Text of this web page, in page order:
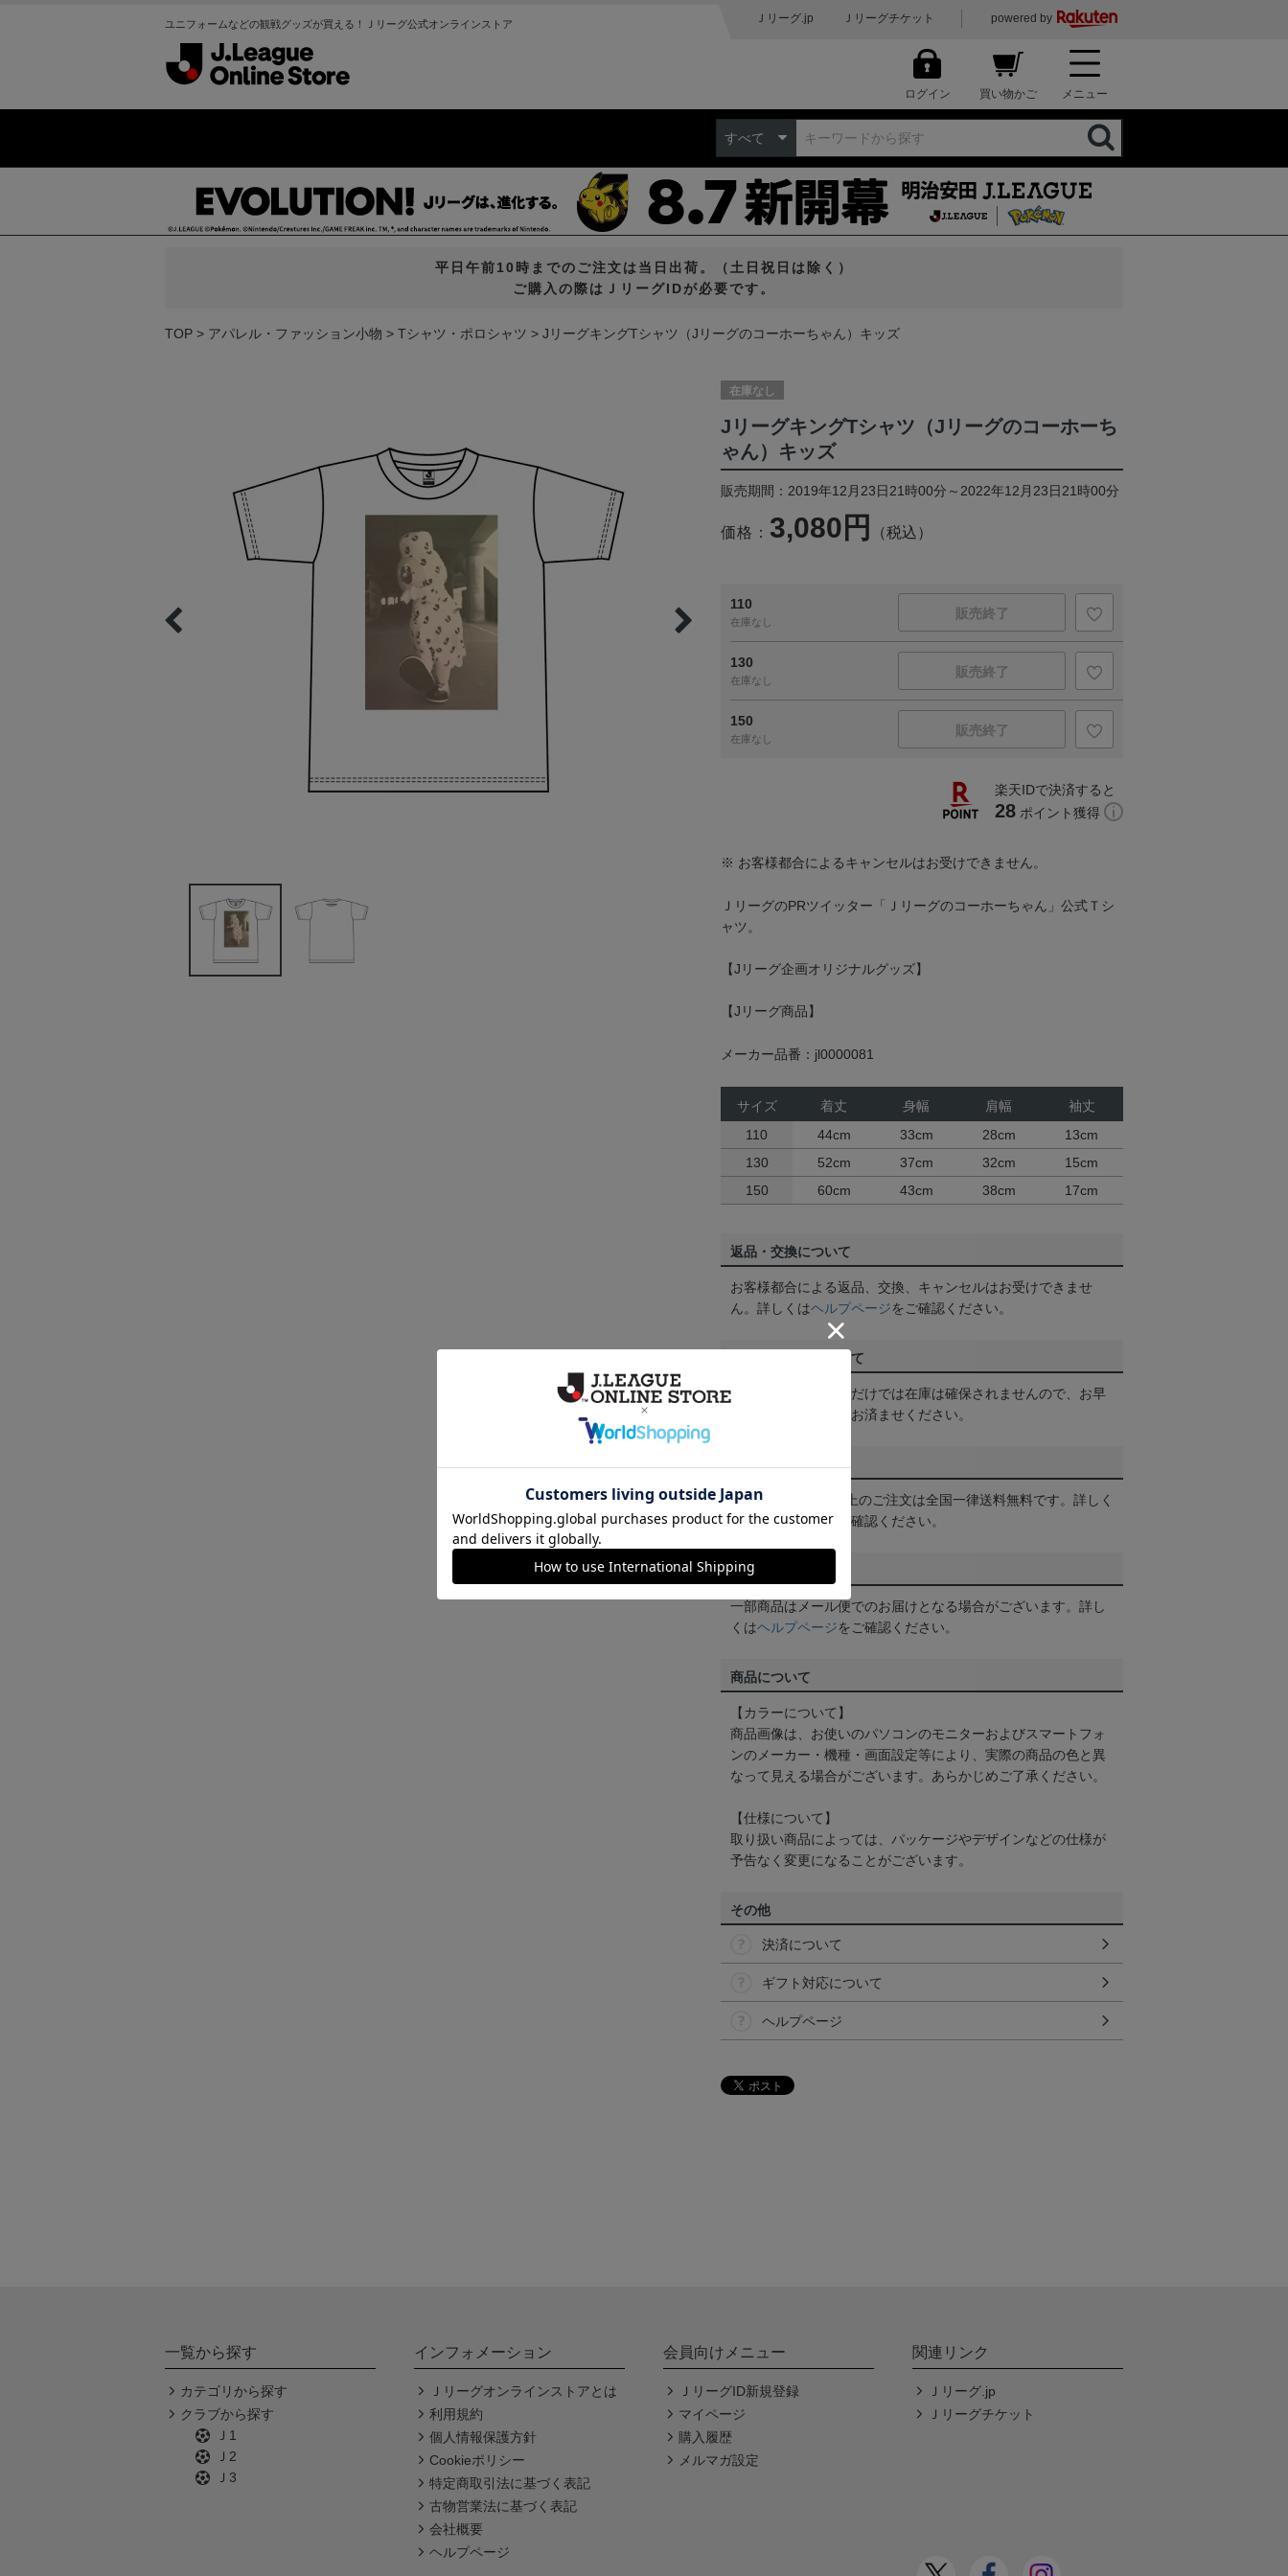
ユニフォームなどの観戦グッズが買える！Ｊリーグ公式オンラインストア Ｊリーグ.jp Ｊリーグチケット powered by
ログイン 買い物かご メニュー
すべて
平日午前10時までのご注文は当日出荷。（土日祝日は除く）
ご購入の際はＪリーグIDが必要です。
TOP アパレル・ファッション小物 Tシャツ・ポロシャツ JリーグキングTシャツ（Jリーグのコーホーちゃん）キッズ
在庫なし
JリーグキングTシャツ（Jリーグのコーホーち
ゃん）キッズ
販売期間：2019年12月23日21時00分～2022年12月23日21時00分
価格： 3,080円 （税込）
110
在庫なし
販売終了
130
在庫なし
販売終了
150
在庫なし
販売終了
楽天IDで決済すると
28 ポイント獲得
※ お客様都合によるキャンセルはお受けできません。
ＪリーグのPRツイッター「Ｊリーグのコーホーちゃん」公式Ｔシ
ャツ。
【Jリーグ企画オリジナルグッズ】
【Jリーグ商品】
メーカー品番：jl0000081
サイズ 着丈 身幅 肩幅
袖丈
110
44cm 33cm 28cm
13cm
130
52cm 37cm 32cm
15cm
150
60cm 43cm 38cm 17cm
返品・交換について
お客様都合による返品、交換、キャンセルはお受けできませ
ん。詳しくはヘルプページをご確認ください。
ご注文の確定について
買い物かごに入れるだけでは在庫は確保されませんので、お早
めにご購入手続きをお済ませください。
送料について
3,980円（税込）以上のご注文は全国一律送料無料です。詳しく
はヘルプページをご確認ください。
配送方法について
一部商品はメール便でのお届けとなる場合がございます。詳し
くはヘルプページをご確認ください。
商品について
【カラーについて】
商品画像は、お使いのパソコンのモニターおよびスマートフォ
ンのメーカー・機種・画面設定等により、実際の商品の色と異
なって見える場合がございます。あらかじめご了承ください。
【仕様について】
取り扱い商品によっては、パッケージやデザインなどの仕様が
予告なく変更になることがございます。
その他
決済について
ギフト対応について
ヘルプページ
一覧から探す
カテゴリから探す
クラブから探す
Ｊ1
Ｊ2
Ｊ3
インフォメーション
Ｊリーグオンラインストアとは
利用規約
個人情報保護方針
Cookieポリシー
特定商取引法に基づく表記
古物営業法に基づく表記
会社概要
ヘルプページ
会員向けメニュー
ＪリーグID新規登録
マイページ
購入履歴
メルマガ設定
関連リンク
Ｊリーグ.jp
Ｊリーグチケット